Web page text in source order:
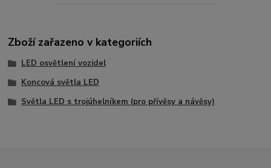
Zboží zařazeno v kategoriích
LED osvětlení vozidel
Koncová světla LED
Světla LED s trojúhelníkem (pro přívěsy a návěsy)